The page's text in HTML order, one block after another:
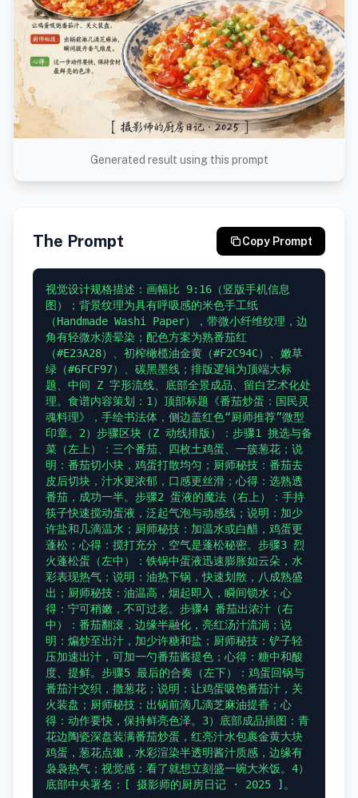
Generated result using this prompt
The Prompt Copy Prompt
视觉设计规格描述：画幅比 9:16（竖版手机信息
图）；背景纹理为具有呼吸感的米色手工纸
（Handmade Washi Paper），带微小纤维纹理，边
角有轻微水渍晕染；配色方案为熟番茄红
（#E23A28）、初榨橄榄油金黄（#F2C94C）、嫩草
绿（#6FCF97）、碳黑墨线；排版逻辑为顶端大标
题、中间 Z 字形流线、底部全景成品、留白艺术化处
理。食谱内容策划：1）顶部标题《番茄炒蛋：国民灵
魂料理》，手绘书法体，侧边盖红色“厨师推荐”微型
印章。2）步骤区块（Z 动线排版）：步骤1 挑选与备
菜（左上）：三个番茄、四枚土鸡蛋、一簇葱花；说
明：番茄切小块，鸡蛋打散均匀；厨师秘技：番茄去
皮后切块，汁水更浓郁，口感更丝滑；心得：选熟透
番茄，成功一半。步骤2 蛋液的魔法（右上）：手持
筷子快速搅动蛋液，泛起气泡与动感线；说明：加少
许盐和几滴温水；厨师秘技：加温水或白醋，鸡蛋更
蓬松；心得：搅打充分，空气是蓬松秘密。步骤3 烈
火蓬松蛋（左中）：铁锅中蛋液迅速膨胀如云朵，水
彩表现热气；说明：油热下锅，快速划散，八成熟盛
出；厨师秘技：油温高，烟起即入，瞬间锁水；心
得：宁可稍嫩，不可过老。步骤4 番茄出浓汁（右
中）：番茄翻滚，边缘半融化，亮红汤汁流淌；说
明：煸炒至出汁，加少许糖和盐；厨师秘技：铲子轻
压加速出汁，可加一勺番茄酱提色；心得：糖中和酸
度、提鲜。步骤5 最后的合奏（左下）：鸡蛋回锅与
番茄汁交织，撒葱花；说明：让鸡蛋吸饱番茄汁，关
火装盘；厨师秘技：出锅前滴几滴芝麻油提香；心
得：动作要快，保持鲜亮色泽。3）底部成品插图：青
花边陶瓷深盘装满番茄炒蛋，红亮汁水包裹金黄大块
鸡蛋，葱花点缀，水彩渲染半透明酱汁质感，边缘有
袅袅热气；视觉感：看了就想立刻盛一碗大米饭。4）